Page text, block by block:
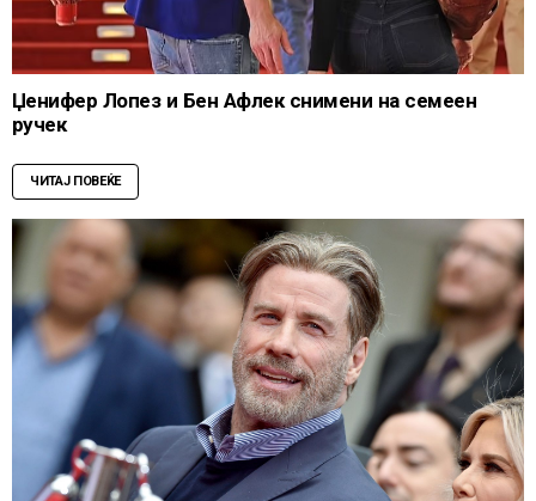
Џенифер Лопез и Бен Афлек снимени на семеен
ручек
ЧИТАЈ ПОВЕЌЕ